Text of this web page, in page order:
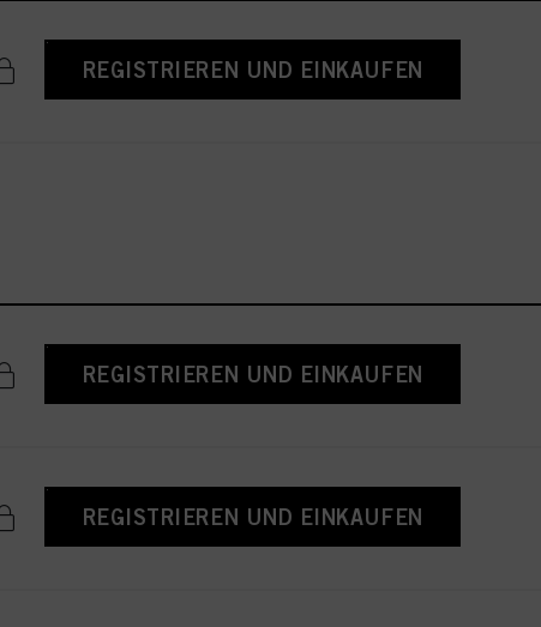
REGISTRIEREN UND EINKAUFEN
REGISTRIEREN UND EINKAUFEN
REGISTRIEREN UND EINKAUFEN